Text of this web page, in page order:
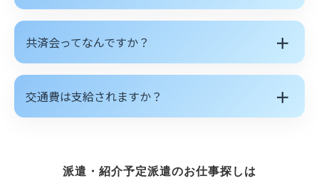
共済会ってなんですか？ ＋
交通費は支給されますか？ ＋
派遣・紹介予定派遣のお仕事探しは